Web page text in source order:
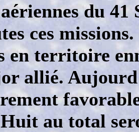
du
ces
en territoire
allié.
au total